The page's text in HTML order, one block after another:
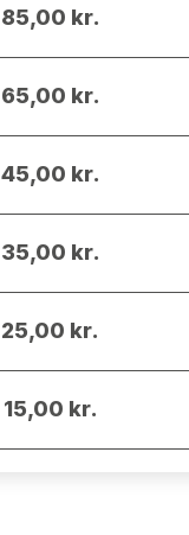
85,00 kr.
65,00 kr.
45,00 kr.
35,00 kr.
25,00 kr.
15,00 kr.